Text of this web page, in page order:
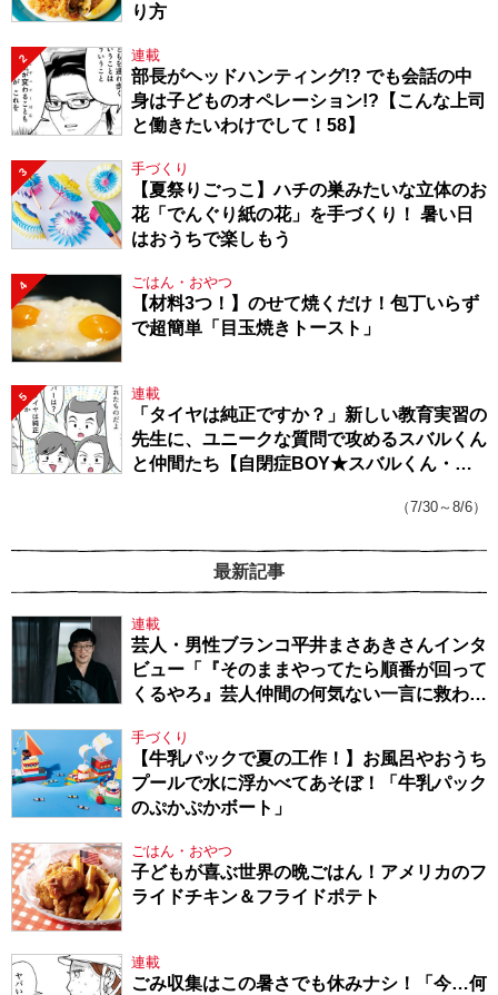
り方
2 連載
部長がヘッドハンティング!? でも会話の中
身は子どものオペレーション!?【こんな上司
と働きたいわけでして！58】
3 手づくり
【夏祭りごっこ】ハチの巣みたいな立体のお
花「でんぐり紙の花」を手づくり！ 暑い日
はおうちで楽しもう
4 ごはん・おやつ
【材料3つ！】のせて焼くだけ！包丁いらず
で超簡単「目玉焼きトースト」
5 連載
「タイヤは純正ですか？」新しい教育実習の
先生に、ユニークな質問で攻めるスバルくん
と仲間たち【自閉症BOY★スバルくん・
（7/30～8/6）
最新記事
連載
芸人・男性ブランコ平井まさあきさんインタ
ビュー「『そのままやってたら順番が回って
くるやろ』芸人仲間の何気ない一言に救われ
手づくり
【牛乳パックで夏の工作！】お風呂やおうち
プールで水に浮かべてあそぼ！「牛乳パック
のぷかぷかボート」
ごはん・おやつ
子どもが喜ぶ世界の晩ごはん！アメリカのフ
ライドチキン＆フライドポテト
連載
ごみ収集はこの暑さでも休みナシ！「今…何